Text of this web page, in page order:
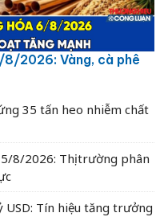
8/2026: Vàng, cà phê
35 tấn heo nhiễm chất
8/2026: Thị trường phân
Tín hiệu tăng trưởng